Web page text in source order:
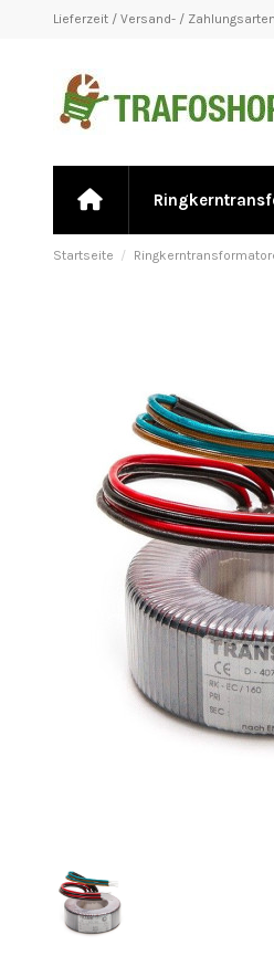
Lieferzeit / Versand- / Zahlungsarten
Startseite